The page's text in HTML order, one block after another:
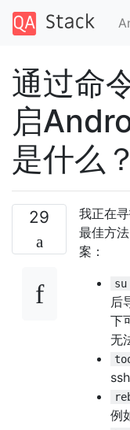
通过命
启
是什么？
29
我正在
最佳方
案：
后
下
无
例